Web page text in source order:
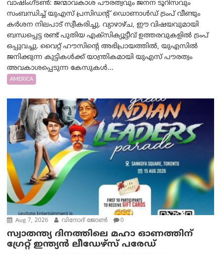
വാഷിംഗ്ടണ്‍: ജന്മാവകാശ പൗരത്വവും ജനന ടൂറിസവും
സംബന്ധിച്ച് യുഎസ് പ്രസിഡന്റ് ഡൊണാൾഡ് ട്രംപ് വീണ്ടും
കർശന നിലപാട് സ്വീകരിച്ചു. വ്യാഴാഴ്ച, ഈ വിഷയവുമായി
ബന്ധപ്പെട്ട രണ്ട് പുതിയ എക്സിക്യൂട്ടീവ് ഉത്തരവുകളിൽ ട്രംപ്
ഒപ്പുവച്ചു. വൈറ്റ് ഹൗസിന്റെ അഭിപ്രായത്തിൽ, യുഎസിൽ
ജനിക്കുന്ന കുട്ടികൾക്ക് യാന്ത്രികമായി യുഎസ് പൗരത്വം
അവകാശപ്പെടുന്ന കേസുകൾ...
AMERICA
Aug 7, 2026 വിനോദ് ജോൺ 0
സ്വാതന്ത്യ ദിനത്തിലെ മഹാ ഓണത്തിന്
ഗ്രേറ്റ് ഇന്ത്യൻ ലീഡേഴ്സ് പരേഡ്